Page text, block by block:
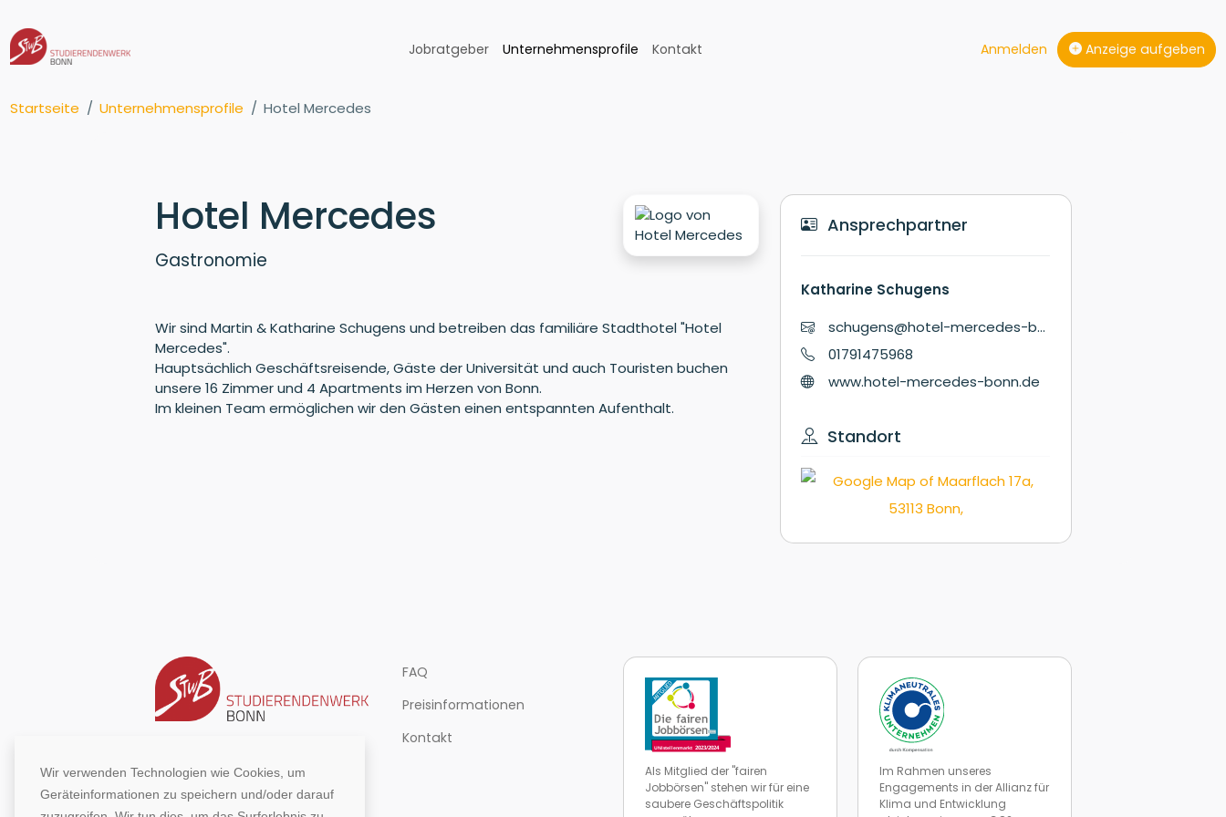
Wir verwenden Technologien wie Cookies, um
Geräteinformationen zu speichern und/oder darauf
Jobratgeber Unternehmensprofile Kontakt Anmelden Anzeige aufgeben
Startseite Unternehmensprofile Hotel Mercedes
Hotel Mercedes
Gastronomie
Wir sind Martin & Katharine Schugens und betreiben das familiäre Stadthotel "Hotel
Mercedes".
Hauptsächlich Geschäftsreisende, Gäste der Universität und auch Touristen buchen
unsere 16 Zimmer und 4 Apartments im Herzen von Bonn.
Im kleinen Team ermöglichen wir den Gästen einen entspannten Aufenthalt.
Ansprechpartner
Katharine Schugens
schugens@hotel-mercedes-bonn.de
01791475968
www.hotel-mercedes-bonn.de
Standort
FAQ
Preisinformationen
Kontakt
Als Mitglied der "fairen
Jobbörsen" stehen wir für eine
saubere Geschäftspolitik
Im Rahmen unseres
Engagements in der Allianz für
Klima und Entwicklung